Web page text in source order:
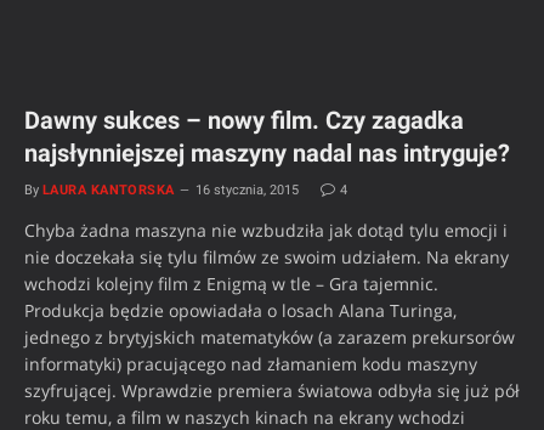
Dawny sukces – nowy film. Czy zagadka
najsłynniejszej maszyny nadal nas intryguje?
By LAURA KANTORSKA 16 stycznia, 2015 4
Chyba żadna maszyna nie wzbudziła jak dotąd tylu emocji i
nie doczekała się tylu filmów ze swoim udziałem. Na ekrany
wchodzi kolejny film z Enigmą w tle – Gra tajemnic.
Produkcja będzie opowiadała o losach Alana Turinga,
jednego z brytyjskich matematyków (a zarazem prekursorów
informatyki) pracującego nad złamaniem kodu maszyny
szyfrującej. Wprawdzie premiera światowa odbyła się już pół
roku temu, a film w naszych kinach na ekrany wchodzi